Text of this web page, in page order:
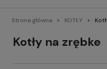
Strona główna KOTŁY
Kotły na zrębke